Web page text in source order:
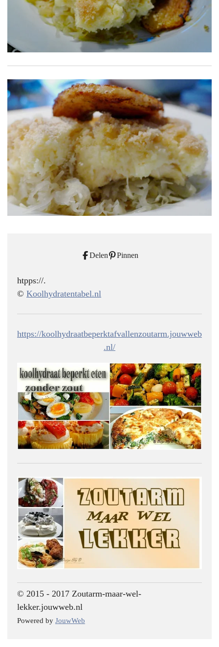
Delen Pinnen
htpps://.
© Koolhydratentabel.nl
https://koolhydraatbeperktafvallenzoutarm.jouwweb
.nl/
© 2015 - 2017 Zoutarm-maar-wel-
lekker.jouwweb.nl
Powered by JouwWeb